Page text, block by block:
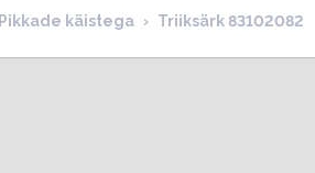
Pikkade käistega › Triiksärk 83102082